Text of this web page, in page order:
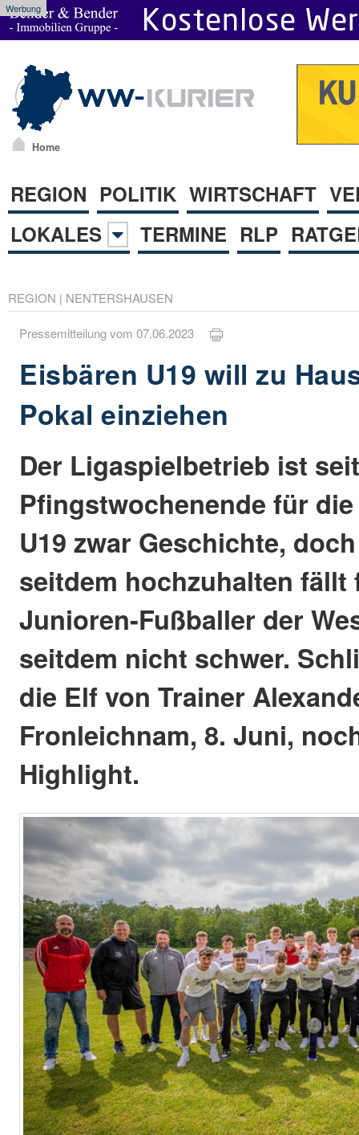
Werbung
Home
REGION POLITIK WIRTSCHAFT
LOKALES
TERMINE RLP
REGION | NENTERSHAUSEN
Pressemitteilung vom 07.06.2023
Eisbären U19 will zu
Pokal einziehen
Der Ligaspielbetrieb ist
Pfingstwochenende für
U19 zwar Geschichte,
seitdem hochzuhalten fällt
Junioren-Fußballer der
seitdem nicht schwer.
die Elf von Trainer
Fronleichnam, 8. Juni,
Highlight.